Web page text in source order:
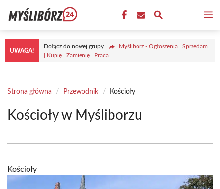
treści
UWAGA!
Dołącz do nowej grupy
Myślibórz - Ogłoszenia | Sprzedam
| Kupię | Zamienię | Praca
Strona główna / Przewodnik / Kościoły
Kościoły w Myśliborzu
Kościoły